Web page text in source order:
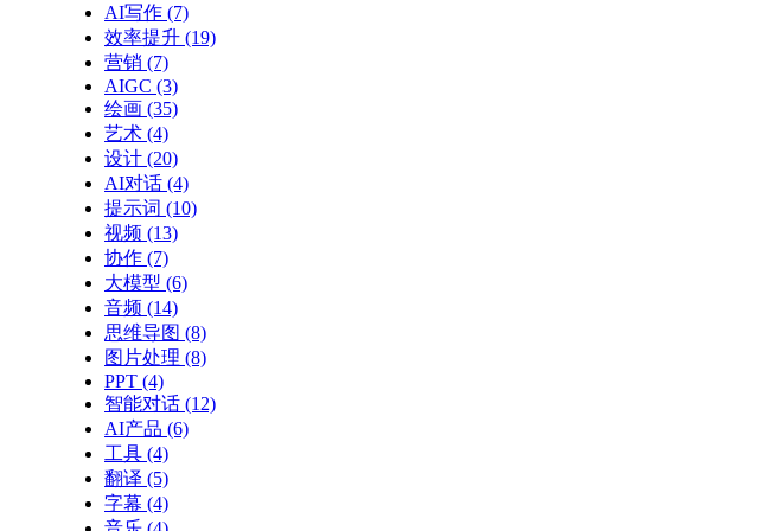
AI写作 (7)
效率提升 (19)
营销 (7)
AIGC (3)
绘画 (35)
艺术 (4)
设计 (20)
AI对话 (4)
提示词 (10)
视频 (13)
协作 (7)
大模型 (6)
音频 (14)
思维导图 (8)
图片处理 (8)
PPT (4)
智能对话 (12)
AI产品 (6)
工具 (4)
翻译 (5)
字幕 (4)